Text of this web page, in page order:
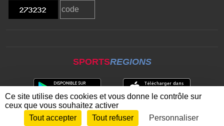
SPORTSREGIONS
Envie de participer ? CONNEXION
Ce site utilise des cookies et vous donne le contrôle sur
ceux que vous souhaitez activer
Tout accepter
Tout refuser Personnaliser